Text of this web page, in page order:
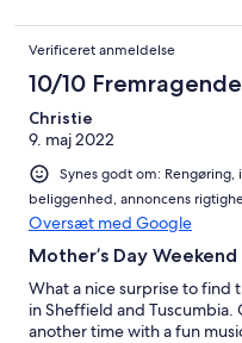
Verificeret anmeldelse
10/10 Fremragende
Christie
9. maj 2022
Synes godt om:
beliggenhed, annoncens
Oversæt med Google
Mother’s Day
What a nice surprise to find
in Sheffield and
another time with a fun